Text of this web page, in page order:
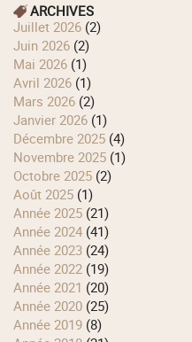
ARCHIVES
juillet 2026 (2)
juin 2026 (2)
mai 2026 (1)
avril 2026 (1)
mars 2026 (2)
janvier 2026 (1)
décembre 2025 (4)
novembre 2025 (1)
octobre 2025 (2)
août 2025 (1)
année 2025 (21)
année 2024 (41)
année 2023 (24)
année 2022 (19)
année 2021 (20)
année 2020 (25)
année 2019 (8)